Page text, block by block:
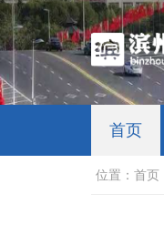
首页
位置： 首页